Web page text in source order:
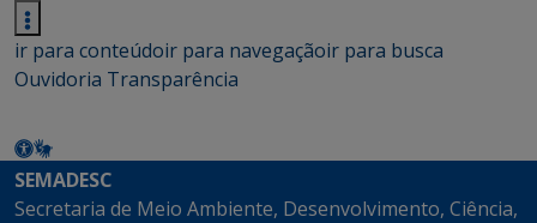
ir para conteúdoir para navegaçãoir para busca
Ouvidoria Transparência
SEMADESC
Secretaria de Meio Ambiente, Desenvolvimento, Ciência,